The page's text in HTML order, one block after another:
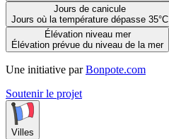
Jours de canicule
Jours où la température dépasse 35°C
Élévation niveau mer
Élévation prévue du niveau de la mer
Une initiative par Bonpote.com
Soutenir le projet
Villes